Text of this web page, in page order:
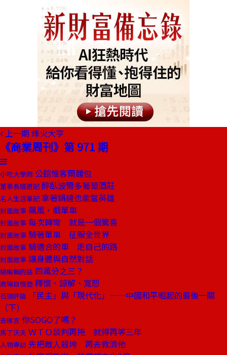
上一期 烽火大亨
《商業周刊》第 971 期
小吃大學問 公館惟客爾麵包
董事長嬉遊記 醉臥波爾多葡萄酒莊
名人生活筆記 拿著鍋鏟也能當英雄
封面故事 飆風，戲單車
封面故事 每次轉彎 就是一個驚喜
封面故事 騎著單車 征服全世界
封面故事 騎適合的車 走自己的路
封面故事 讓身體與自然對話
總編輯的話 四萬分之三？
商場自慢塾 釋懷、諒解、寬恕
石頭評論
「民主」與「現代化」——中國和平崛起的最後一關
（下）
去梯言 你SOGO了嗎？
馬丁沃夫 ＷＴＯ談判再拖 就得再等三年
人物專訪 先把敵人殺垮 再去救濟他